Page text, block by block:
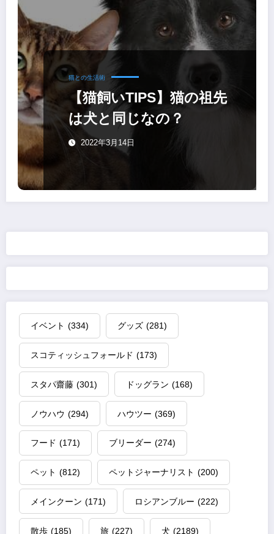
猫との生活術
【猫飼いTIPS】猫の祖先
は犬と同じなの？
2022年3月14日
イベント (334) グッズ (281)
スコティッシュフォールド (173)
スタパ齋藤 (301) ドッグラン (168)
ノウハウ (294) ハウツー (369)
フード (171) ブリーダー (274)
ペット (812) ペットジャーナリスト (200)
メインクーン (171) ロシアンブルー (222)
散歩 (185) 旅 (227) 犬 (2189)